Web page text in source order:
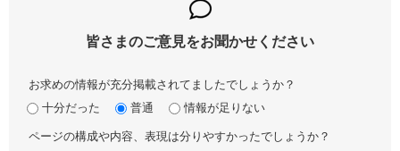
皆さまのご意見をお聞かせください
お求めの情報が充分掲載されてましたでしょうか？
十分だった
普通 情報が足りない
ページの構成や内容、表現は分りやすかったでしょうか？